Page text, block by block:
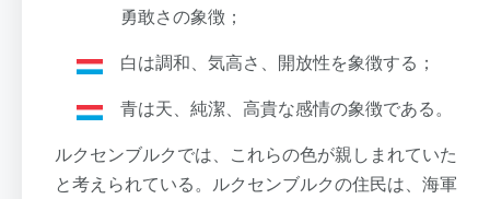
勇敢さの象徴；
白は調和、気高さ、開放性を象徴する；
青は天、純潔、高貴な感情の象徴である。
ルクセンブルクでは、これらの色が親しまれていた
と考えられている。ルクセンブルクの住民は、海軍